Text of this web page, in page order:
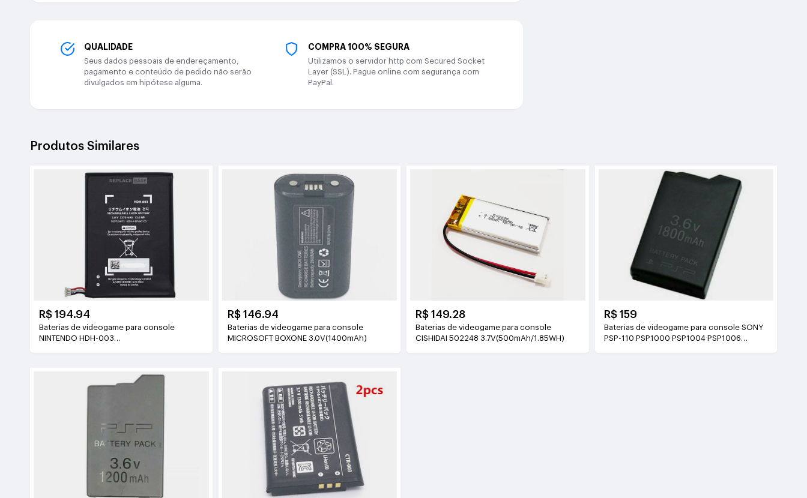
QUALIDADE
Seus dados pessoais de endereçamento,
pagamento e conteúdo de pedido não serão
divulgados em hipótese alguma.
COMPRA 100% SEGURA
Utilizamos o servidor http com Secured Socket
Layer (SSL). Pague online com segurança com
PayPal.
Produtos Similares
R$ 194.94
Baterias de videogame para console
NINTENDO HDH-003
R$ 146.94
Baterias de videogame para console
MICROSOFT BOXONE 3.0V(1400mAh)
R$ 149.28
Baterias de videogame para console
CISHIDAI 502248 3.7V(500mAh/1.85WH)
R$ 159
Baterias de videogame para console SONY
PSP-110 PSP1000 PSP1004 PSP1006